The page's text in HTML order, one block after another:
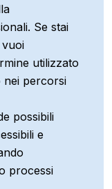
Se stai
vuoi
utilizzato
nei percorsi
possibili
e
processi